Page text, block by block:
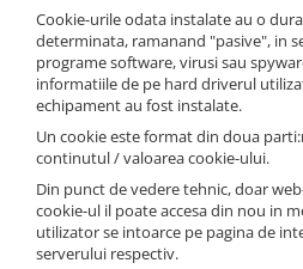
Brauri decorative din polimer rigid
si coltare
Cornise decorative din polimer
rigid
Plinte decorative din polimer rigid
Rozete decorative
Cookie-urile odata instalate au o
determinata, ramanand "pasive", in
programe software, virusi sau
informatiile de pe hard driverul
echipament au fost instalate.
Un cookie este format din doua
continutul / valoarea cookie-ului.
Din punct de vedere tehnic, doar
cookie-ul il poate accesa din nou in
utilizator se intoarce pe pagina de
serverului respectiv.